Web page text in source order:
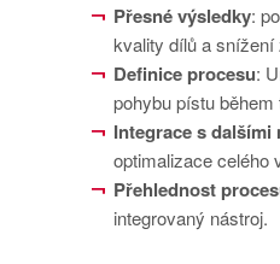
Přesné výsledky:
kvality dílů a
Definice procesu:
pohybu pístu během
Integrace s dalšími
optimalizace celého
Přehlednost
integrovaný nástroj.